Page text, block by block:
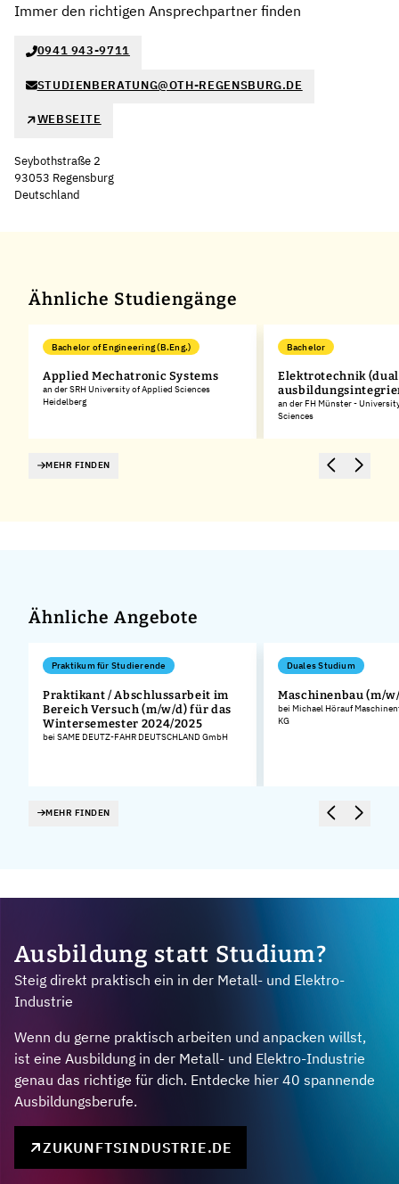
Immer den richtigen Ansprechpartner finden
0941 943-9711
STUDIENBERATUNG@OTH-REGENSBURG.DE
WEBSEITE
Seybothstraße 2
93053 Regensburg
Deutschland
Ähnliche Studiengänge
Bachelor of Engineering (B.Eng.)
Applied Mechatronic Systems
an der SRH University of Applied Sciences
Heidelberg
Bachelor
Elektrotechnik
an der FH Münster -
Sciences
MEHR FINDEN
Ähnliche Angebote
Praktikum für Studierende
Praktikant / Abschlussarbeit im
Bereich Versuch (m/w/d) für das
Wintersemester 2024/2025
bei SAME DEUTZ-FAHR DEUTSCHLAND GmbH
Duales Studium
Maschinenbau (m/
bei Michael Hörauf
KG
MEHR FINDEN
Ausbildung statt Studium?
Steig direkt praktisch ein in der Metall- und Elektro-
Industrie
Wenn du gerne praktisch arbeiten und anpacken willst,
ist eine Ausbildung in der Metall- und Elektro-Industrie
genau das richtige für dich. Entdecke hier 40 spannende
Ausbildungsberufe.
ZUKUNFTSINDUSTRIE.DE